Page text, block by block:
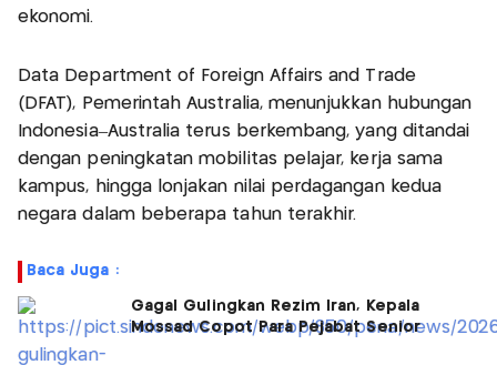
ekonomi.
Data Department of Foreign Affairs and Trade
(DFAT), Pemerintah Australia, menunjukkan hubungan
Indonesia–Australia terus berkembang, yang ditandai
dengan peningkatan mobilitas pelajar, kerja sama
kampus, hingga lonjakan nilai perdagangan kedua
negara dalam beberapa tahun terakhir.
Baca Juga :
Gagal Gulingkan Rezim Iran, Kepala
Mossad Copot Para Pejabat Senior